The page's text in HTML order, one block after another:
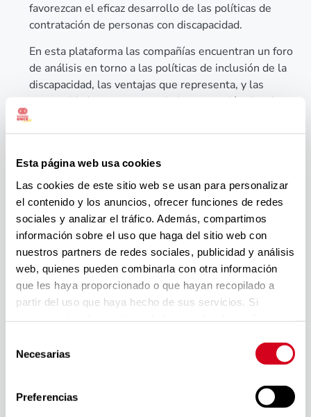
Esta página web usa cookies
Las cookies de este sitio web se usan para personalizar
el contenido y los anuncios, ofrecer funciones de redes
sociales y analizar el tráfico. Además, compartimos
información sobre el uso que haga del sitio web con
nuestros partners de redes sociales, publicidad y análisis
web, quienes pueden combinarla con otra información
que les haya proporcionado o que hayan recopilado a
partir del uso que haya hecho de sus servicios. Si
Necesarias
Preferencias
favorezcan el eficaz desarrollo de las políticas de
contratación de personas con discapacidad.
En esta plataforma las compañías encuentran un foro
de análisis en torno a las políticas de inclusión de la
discapacidad, las ventajas que representa, y las
oportunidades que supone la incorporación de talento
con discapacidad en las plantillas; el diseño para todos
como fuente de innovación o la satisfacción de las
de diferenciación y creación de valor económico y
social.
El FIR aporta una solución integrada, para la inclusión
laboral y social de personas con discapacidad e
incapacidad. Conjuga el trabajo individual acorde a las
necesidades de cada persona con discapacidad y
empresa, con el trabajo en red y la colaboración con
todos los agentes implicados en el ámbito nacional,
territorial y local. Promueve proyectos conjuntos con
instituciones, ayuntamientos, servicios de empleo,
centros educativos, universidades, entidades, etc., para
impacto de las actuaciones para impulsar la laboral de
las personas con discapacidad. Asimismo, el foro